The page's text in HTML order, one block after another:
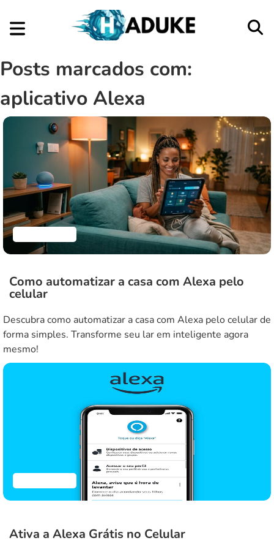
Posts marcados com:
aplicativo Alexa
Como automatizar a casa com Alexa pelo
celular
Descubra como automatizar a casa com Alexa pelo celular de
forma simples. Transforme seu lar em inteligente agora
mesmo!
Ativa a Alexa Grátis no Celular